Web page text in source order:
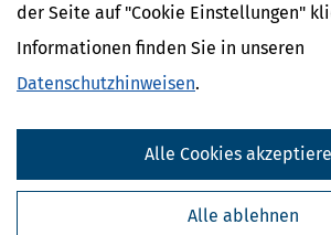
der Seite auf "Cookie Einstellungen"
Informationen finden Sie in unseren
Datenschutzhinweisen.
Alle ablehnen
Alle Cookies